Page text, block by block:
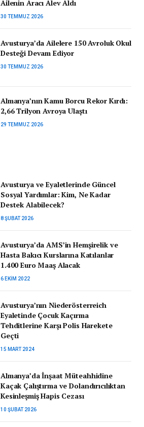
Ailenin Aracı Alev Aldı
30 TEMMUZ 2026
Avusturya’da Ailelere 150 Avroluk Okul
Desteği Devam Ediyor
30 TEMMUZ 2026
Almanya’nın Kamu Borcu Rekor Kırdı:
2,66 Trilyon Avroya Ulaştı
29 TEMMUZ 2026
Avusturya ve Eyaletlerinde Güncel
Sosyal Yardımlar: Kim, Ne Kadar
Destek Alabilecek?
8 ŞUBAT 2026
Avusturya’da AMS’in Hemşirelik ve
Hasta Bakıcı Kurslarına Katılanlar
1.400 Euro Maaş Alacak
6 EKIM 2022
Avusturya’nın Niederösterreich
Eyaletinde Çocuk Kaçırma
Tehditlerine Karşı Polis Harekete
Geçti
15 MART 2024
Almanya’da İnşaat Müteahhidine
Kaçak Çalıştırma ve Dolandırıcılıktan
Kesinleşmiş Hapis Cezası
10 ŞUBAT 2026